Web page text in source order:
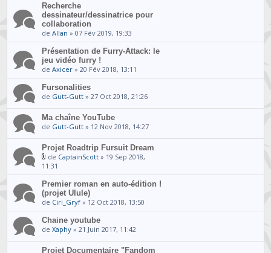
Recherche
dessinateur/dessinatrice pour
collaboration
deAllan » 07 Fév 2019, 19:33
Présentation de Furry-Attack: le
jeu vidéo furry !
deAxicer » 20 Fév 2018, 13:11
Fursonalities
de Gutt-Gutt » 27 Oct 2018, 21:26
Ma chaîne YouTube
de Gutt-Gutt » 12 Nov 2018, 14:27
Projet Roadtrip Fursuit Dream
de CaptainScott » 19 Sep 2018,
11:31
Premier roman en auto-édition !
(projet Ulule)
de Ciri_Gryf » 12 Oct 2018, 13:50
Chaine youtube
deXaphy » 21 Juin 2017, 11:42
Projet Documentaire "Fandom